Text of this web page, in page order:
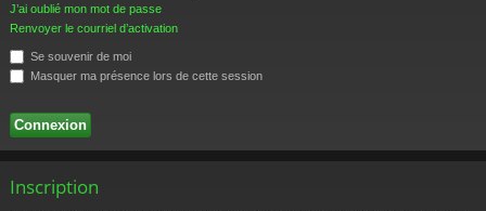
J’ai oublié mon mot de passe
Renvoyer le courriel d’activation
Se souvenir de moi
Masquer ma présence lors de cette session
Inscription